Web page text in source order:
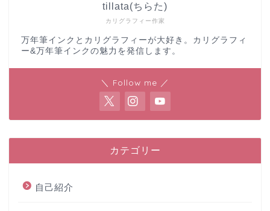
カリグラフィー作家
tillata(ちらた)
万年筆インクとカリグラフィーが大好き。カリグラフィ
ー&万年筆インクの魅力を発信します。
＼ Follow me ／
カテゴリー
自己紹介